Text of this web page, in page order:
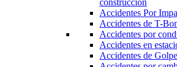
construcción
Accidentes Por
Accidentes de T-
Accidentes por
Accidentes en
Accidentes de